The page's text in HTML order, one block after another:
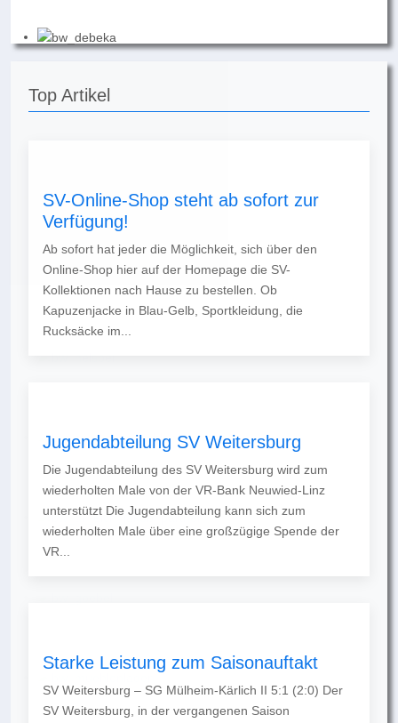
Top Artikel
SV-Online-Shop steht ab sofort zur
Verfügung!
Ab sofort hat jeder die Möglichkeit, sich über den
Online-Shop hier auf der Homepage die SV-
Kollektionen nach Hause zu bestellen. Ob
Kapuzenjacke in Blau-Gelb, Sportkleidung, die
Rucksäcke im...
Jugendabteilung SV Weitersburg
Die Jugendabteilung des SV Weitersburg wird zum
wiederholten Male von der VR-Bank Neuwied-Linz
unterstützt Die Jugendabteilung kann sich zum
wiederholten Male über eine großzügige Spende der
VR...
Starke Leistung zum Saisonauftakt
SV Weitersburg – SG Mülheim-Kärlich II 5:1 (2:0) Der
SV Weitersburg, in der vergangenen Saison